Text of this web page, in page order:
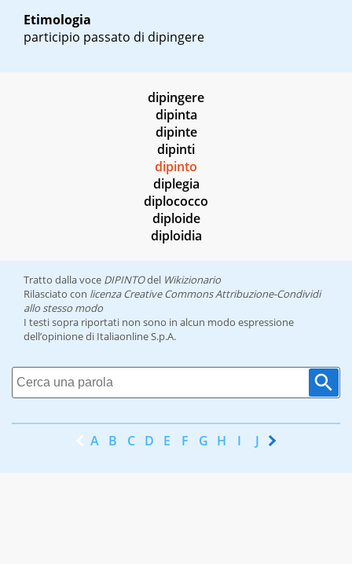
Etimologia
participio passato di dipingere
dipingere
dipinta
dipinte
dipinti
dipinto
diplegia
diplococco
diploide
diploidia
Tratto dalla voce DIPINTOdel Wikizionario
Rilasciato con licenza Creative Commons Attribuzione-Condividi
allo stesso modo
I testi sopra riportati non sono in alcun modo espressione
dell’opinione di Italiaonline S.p.A.
A B C D E F G H I J K